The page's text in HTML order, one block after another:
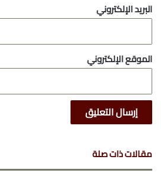
البريد الإلكتروني
الموقع الإلكتروني
مقالات ذات صلة